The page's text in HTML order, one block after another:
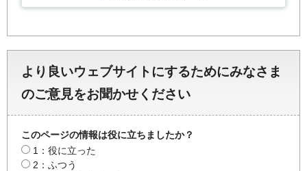
より良いウェブサイトにするためにみなさま
のご意見をお聞かせください
このページの情報は役に立ちましたか？
1：役に立った
2：ふつう